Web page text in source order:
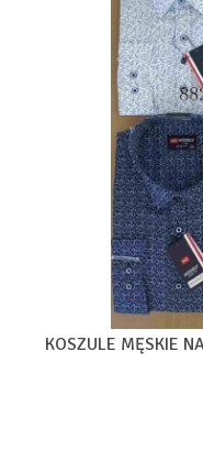
KOSZULE MĘSKIE